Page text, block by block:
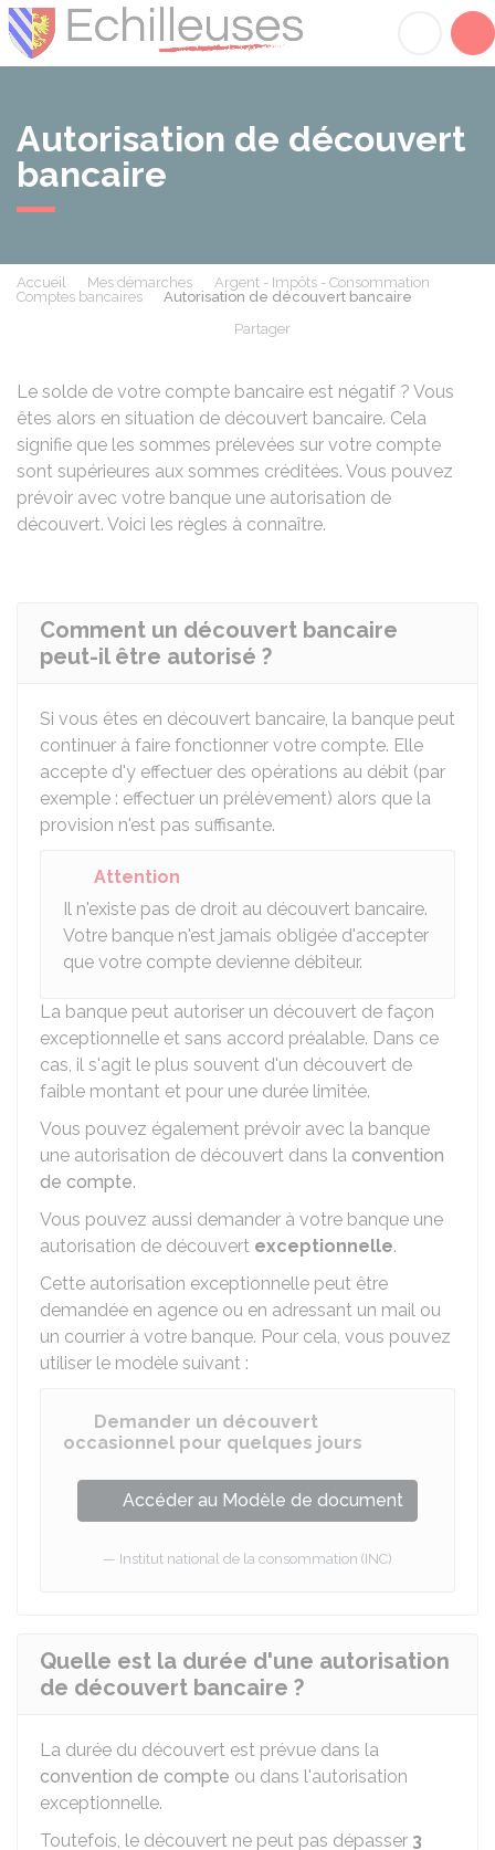
Autorisation de découvert
bancaire
Accueil Mes démarches
Argent - Impôts - Consommation
Comptes bancaires
Autorisation de découvert bancaire
Partager
Le solde de votre compte bancaire est négatif ? Vous
êtes alors en situation de découvert bancaire. Cela
signifie que les sommes prélevées sur votre compte
sont supérieures aux sommes créditées. Vous pouvez
prévoir avec votre banque une autorisation de
découvert. Voici les règles à connaître.
Comment un découvert bancaire
peut-il être autorisé ?
Si vous êtes en découvert bancaire, la banque peut
continuer à faire fonctionner votre compte. Elle
accepte d'y effectuer des opérations au débit (par
exemple : effectuer un prélèvement) alors que la
provision n'est pas suffisante.
Attention
Il n'existe pas de droit au découvert bancaire.
Votre banque n'est jamais obligée d'accepter
que votre compte devienne débiteur.
La banque peut autoriser un découvert de façon
exceptionnelle et sans accord préalable. Dans ce
cas, il s'agit le plus souvent d'un découvert de
faible montant et pour une durée limitée.
Vous pouvez également prévoir avec la banque
une autorisation de découvert dans la convention
de compte.
Vous pouvez aussi demander à votre banque une
autorisation de découvert exceptionnelle.
Cette autorisation exceptionnelle peut être
demandée en agence ou en adressant un mail ou
un courrier à votre banque. Pour cela, vous pouvez
utiliser le modèle suivant :
Demander un découvert
occasionnel pour quelques jours
Accéder au Modèle de document
Institut national de la consommation (INC)
Quelle est la durée d'une autorisation
de découvert bancaire ?
La durée du découvert est prévue dans la
convention de compte ou dans l'autorisation
exceptionnelle.
Toutefois, le découvert ne peut pas dépasser 3